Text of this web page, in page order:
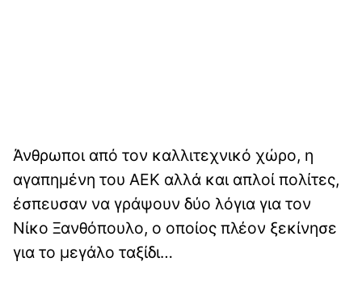
Άνθρωποι από τον καλλιτεχνικό χώρο, η
αγαπημένη του ΑΕΚ αλλά και απλοί πολίτες,
έσπευσαν να γράψουν δύο λόγια για τον
Νίκο Ξανθόπουλο, ο οποίος πλέον ξεκίνησε
για το μεγάλο ταξίδι…